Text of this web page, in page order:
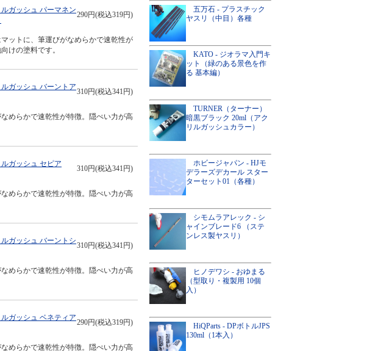
ガッシュ パーマネン
290円(税込319円)
ットに、筆運びがなめらかで速乾性が
けの塗料です。
ガッシュ バーントア
310円(税込341円)
めらかで速乾性が特徴。隠ぺい力が高
ガッシュ セピア
310円(税込341円)
めらかで速乾性が特徴。隠ぺい力が高
ガッシュ バーントシ
310円(税込341円)
めらかで速乾性が特徴。隠ぺい力が高
ガッシュ ベネティア
290円(税込319円)
めらかで速乾性が特徴。隠ぺい力が高
五万石 - プラスチック
ヤスリ（中目）各種
KATO - ジオラマ入門キ
ット（緑のある景色を作
る 基本編）
TURNER（ターナー）
暗黒ブラック 20ml（アク
リルガッシュカラー）
ホビージャパン - HJモ
デラーズデカール スター
ターセット01（各種）
シモムラアレック - シ
ャインブレード6 （ステ
ンレス製ヤスリ）
ヒノデワシ - おゆまる
（型取り・複製用 10個
入）
HiQParts - DPボトルJPS
130ml（1本入）